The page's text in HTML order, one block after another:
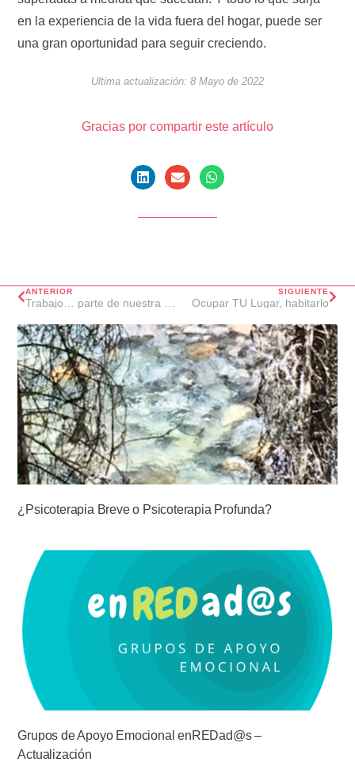
en la experiencia de la vida fuera del hogar, puede ser
una gran oportunidad para seguir creciendo.
Ultima actualización: 8 Mayo de 2022
Gracias por compartir este artículo
ANTERIOR
Trabajo… parte de nuestra Identidad
SIGUIENTE
Ocupar TU Lugar, habitarlo
¿Psicoterapia Breve o Psicoterapia Profunda?
Grupos de Apoyo Emocional enREDad@s –
Actualización